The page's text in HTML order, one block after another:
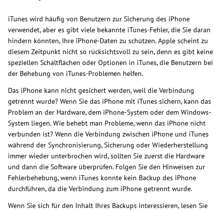
iTunes wird häufig von Benutzern zur Sicherung des iPhone
verwendet, aber es gibt viele bekannte iTunes-Fehler, die Sie daran
hindern könnten, Ihre iPhone-Daten zu schützen. Apple scheint zu
diesem Zeitpunkt nicht so rücksichtsvoll zu sein, denn es gibt keine
speziellen Schaltflächen oder Optionen in iTunes, die Benutzern bei
der Behebung von iTunes-Problemen helfen.
Das iPhone kann nicht gesichert werden, weil die Verbindung
getrennt wurde? Wenn Sie das iPhone mit iTunes sichern, kann das
Problem an der Hardware, dem iPhone-System oder dem Windows-
System liegen. Wie behebt man Probleme, wenn das iPhone nicht
verbunden ist? Wenn die Verbindung zwischen iPhone und iTunes
während der Synchronisierung, Sicherung oder Wiederherstellung
immer wieder unterbrochen wird, sollten Sie zuerst die Hardware
und dann die Software überprüfen. Folgen Sie den Hinweisen zur
Fehlerbehebung, wenn iTunes konnte kein Backup des iPhone
durchführen, da die Verbindung zum iPhone getrennt wurde.
Wenn Sie sich für den Inhalt Ihres Backups interessieren, lesen Sie